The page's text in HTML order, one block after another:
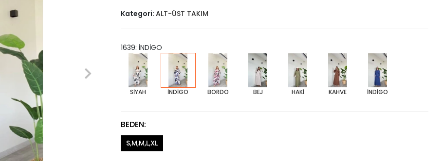
Kategori: ALT-ÜST TAKIM
1639: İNDİGO
SİYAH İNDİGO BORDO BEJ HAKİ KAHVE İNDİGO
BEDEN:
S,M,M,L,XL